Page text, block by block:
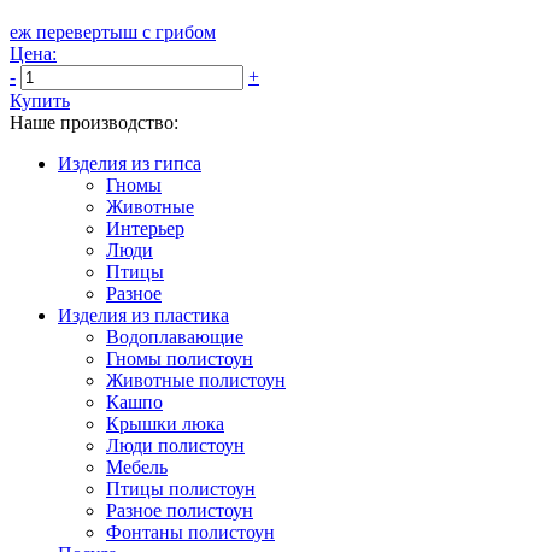
еж перевертыш с грибом
Цена:
-
+
Купить
Наше производство:
Изделия из гипса
Гномы
Животные
Интерьер
Люди
Птицы
Разное
Изделия из пластика
Водоплавающие
Гномы полистоун
Животные полистоун
Кашпо
Крышки люка
Люди полистоун
Мебель
Птицы полистоун
Разное полистоун
Фонтаны полистоун